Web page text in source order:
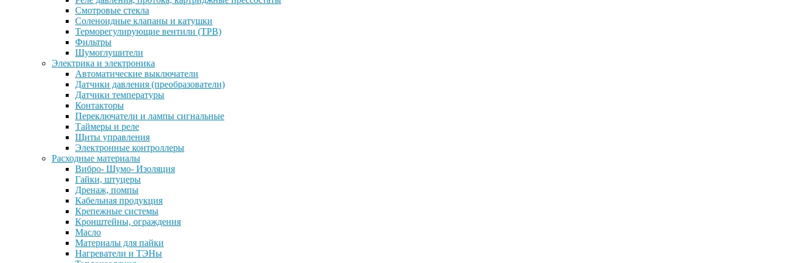
Смотровые стекла
Соленоидные клапаны и катушки
Терморегулирующие вентили (ТРВ)
Фильтры
Шумоглушители
Электрика и электроника
Автоматические выключатели
Датчики давления (преобразователи)
Датчики температуры
Контакторы
Переключатели и лампы сигнальные
Таймеры и реле
Щиты управления
Электронные контроллеры
Расходные материалы
Вибро- Шумо- Изоляция
Гайки, штуцеры
Дренаж, помпы
Кабельная продукция
Крепежные системы
Кронштейны, ограждения
Масло
Материалы для пайки
Нагреватели и ТЭНы